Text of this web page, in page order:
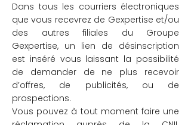
Dans tous les courriers électroniques
que vous recevrez de Gexpertise et/ou
des autres filiales du Groupe
Gexpertise, un lien de désinscription
est inséré vous laissant la possibilité
de demander de ne plus recevoir
d’offres, de publicités, ou de
prospections.
Vous pouvez à tout moment faire une